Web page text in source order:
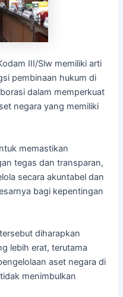
III/Slw memiliki arti
pembinaan hukum di
dalam memperkuat
negara yang memiliki
memastikan
tegas dan transparan,
secara akuntabel dan
bagi kepentingan
diharapkan
lebih erat, terutama
aset negara di
menimbulkan